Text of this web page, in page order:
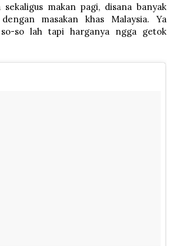
makan pagi, disana banyak
masakan khas Malaysia. Ya
so lah tapi harganya ngga getok